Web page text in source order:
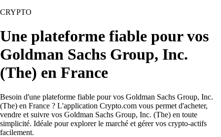
CRYPTO
Une plateforme fiable pour vos
Goldman Sachs Group, Inc.
(The) en France
Besoin d'une plateforme fiable pour vos Goldman Sachs Group, Inc.
(The) en France ? L'application Crypto.com vous permet d'acheter,
vendre et suivre vos Goldman Sachs Group, Inc. (The) en toute
simplicité. Idéale pour explorer le marché et gérer vos crypto-actifs
facilement.